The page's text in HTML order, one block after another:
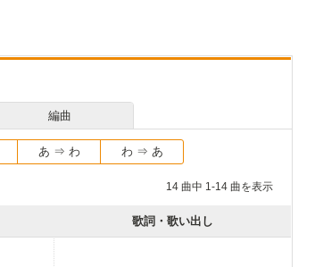
編曲
あ ⇒ わ わ ⇒ あ
14 曲中 1-14 曲を表示
歌詞・歌い出し